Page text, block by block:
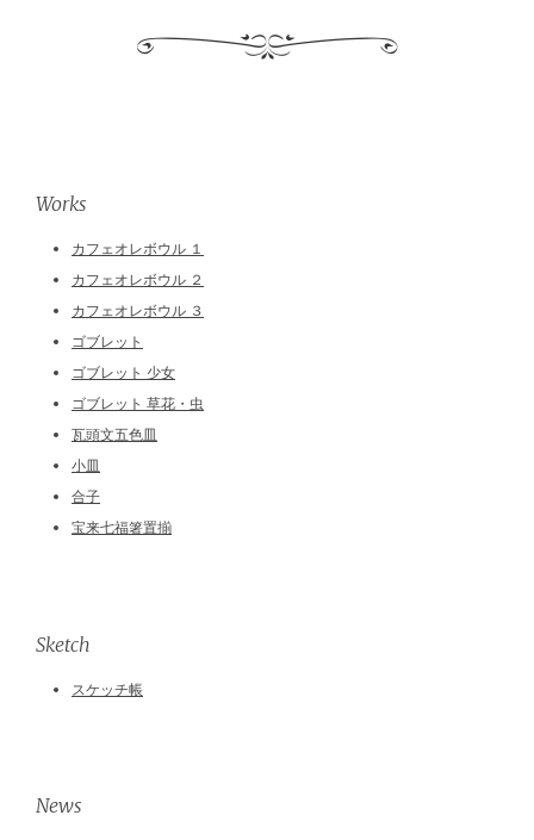
Works
カフェオレボウル １
カフェオレボウル ２
カフェオレボウル ３
ゴブレット
ゴブレット 少女
ゴブレット 草花・虫
瓦頭文五色皿
小皿
合子
宝来七福箸置揃
Sketch
スケッチ帳
News